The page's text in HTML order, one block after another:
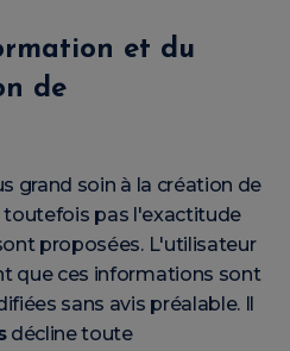
et du
de
grand soin à la création de
toutefois pas l'exactitude
proposées. L'utilisateur
que ces informations sont
sans avis préalable. Il
décline toute